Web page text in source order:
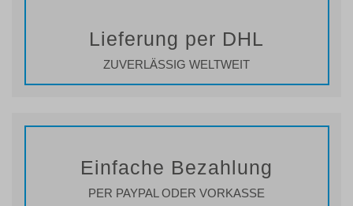
Lieferung per DHL
ZUVERLÄSSIG WELTWEIT
Einfache Bezahlung
PER PAYPAL ODER VORKASSE